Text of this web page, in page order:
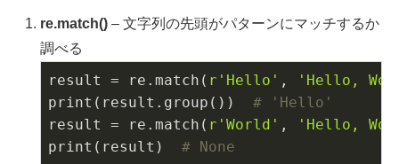
re.match() – 文字列の先頭がパターンにマッチするか
調べる
result = re.match( r'Hello' ,
'Hello,
print(result.group()) # 'Hello'
result = re.match( r'World' ,
'Hello,
print(result) # None